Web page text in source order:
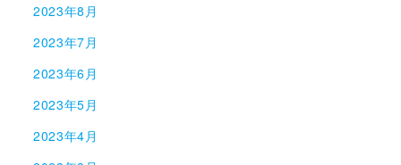
2023年8月
2023年7月
2023年6月
2023年5月
2023年4月